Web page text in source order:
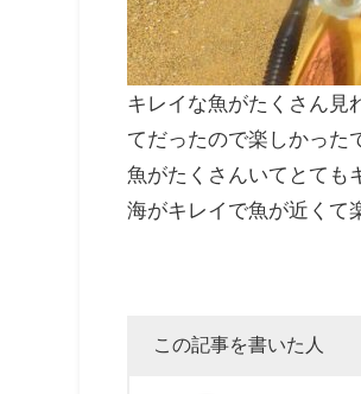
キレイな魚がたくさん見
てだったので楽しかった
魚がたくさんいてとても
海がキレイで魚が近くて
この記事を書いた人